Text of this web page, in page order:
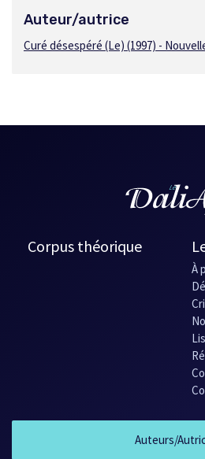
Auteur/autrice
Curé désespéré (Le) (1997) -
Corpus théorique
À
Auteurs/